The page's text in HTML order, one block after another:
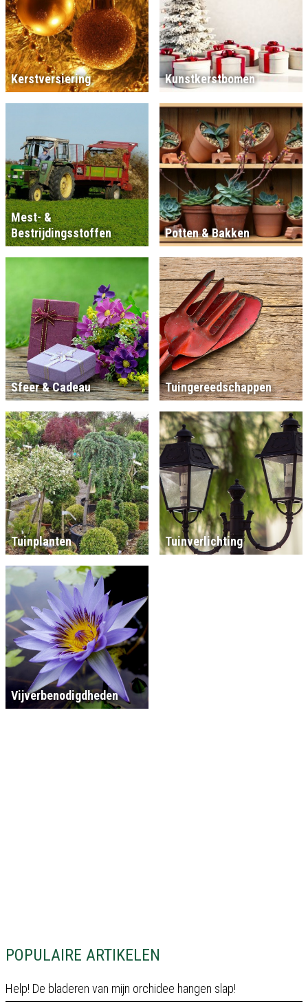
POPULAIRE ARTIKELEN
Help! De bladeren van mijn orchidee hangen slap!
Kerstversiering Kunstkerstbomen
Mest- &
Bestrijdingsstoffen
Potten & Bakken
Sfeer & Cadeau Tuingereedschappen
Tuinplanten Tuinverlichting
Vijverbenodigdheden